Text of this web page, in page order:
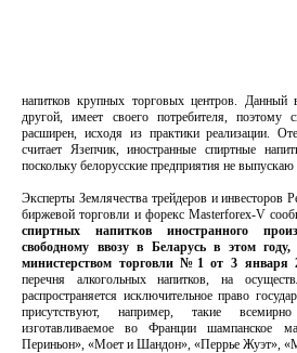
напитков крупных торговых центров.
другой, имеет своего потребителя, поэтому
расширен, исходя из практики реализации.
считает Язепчик, иностранные спиртные
поскольку белорусские предприятия не
Эксперты Землячества трейдеров и инвесторов
биржевой торговли и форекс Masterforex-V
спиртных напитков иностранного
свободному ввозу в Беларусь в этом году,
министерством торговли №1 от 3 января
перечня алкогольных напитков, на
распространяется исключительное право
присутствуют, например, такие
изготавливаемое во Франции шампанское
Периньон», «Моет и Шандон», «Перрье Жуэт»,